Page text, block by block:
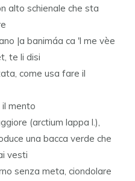
alto schienale che sta
|a banimáa ca 'l me vèe
te li disi
come usa fare il
mento
(arctium lappa l.),
una bacca verde che
vesti
senza meta, ciondolare